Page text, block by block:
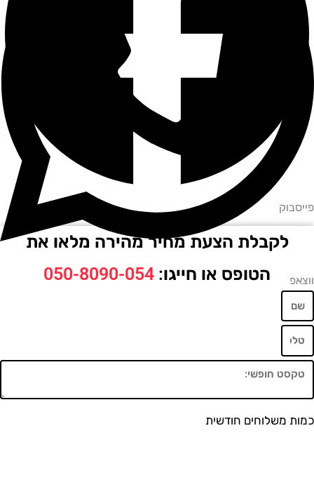
לקבלת הצעת מחיר מהירה מלאו את
הטופס או חייגו:050-8090-054
חודשית